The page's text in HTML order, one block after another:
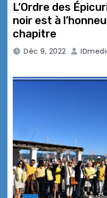
L’Ordre des
noir est à
chapitre
Déc 9, 2022